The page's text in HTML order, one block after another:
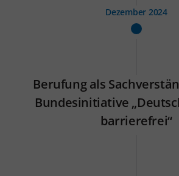
Dezember 2024
Berufung als
Bundesinitiative
barrierefrei“